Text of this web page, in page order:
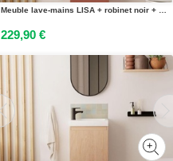
Meuble lave-mains LISA + robinet noir + miroir ovale
229,90 €